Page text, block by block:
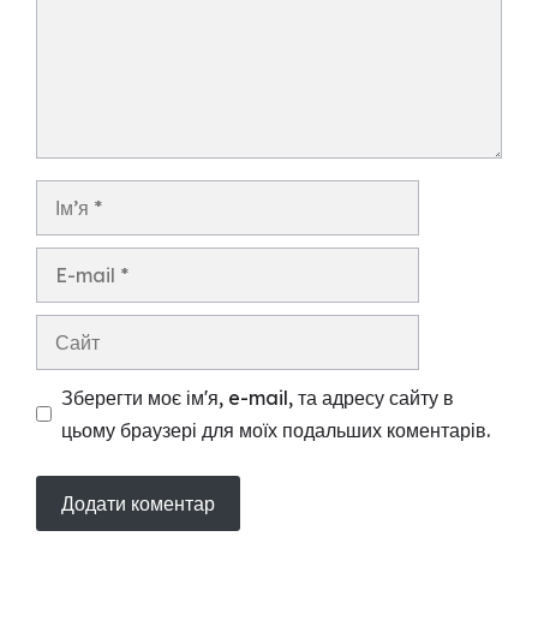
Зберегти моє ім'я, e-mail, та адресу сайту в
цьому браузері для моїх подальших коментарів.